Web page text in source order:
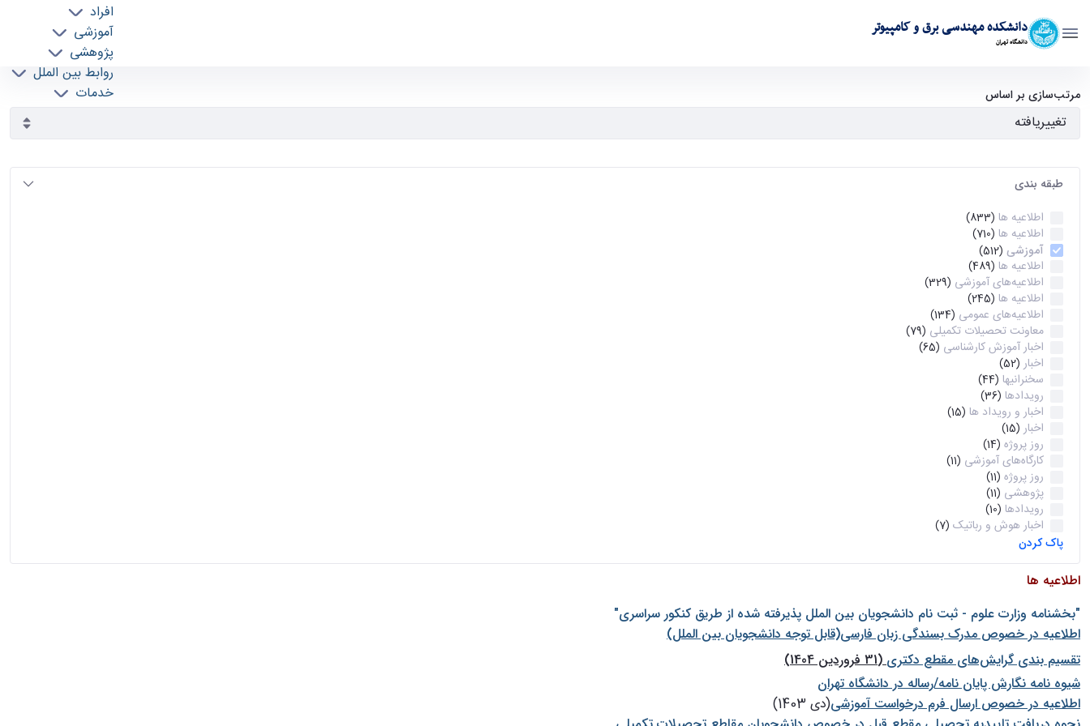
دانشکده مهندسی برق و کامپیوتر
دانشگاه تهران
افراد
آموزشی
پژوهشی
روابط بین الملل
خدمات
آرشیو اطلاعیه ها - ece- دانشکده مهندسی برق و کامپیوتر
مرتب‌سازی بر اساس
طبقه بندی
اطلاعیه ها (833)
اطلاعیه ها (710)
آموزشی (512)
اطلاعیه ها (489)
اطلاعیه‌های‌ آموزشی (329)
اطلاعیه ها (245)
اطلاعیه‌های عمومی (134)
معاونت تحصیلات تکمیلی (79)
اخبار آموزش کارشناسی (65)
اخبار (52)
سخنرانیها (44)
رویدادها (36)
اخبار و رویداد ها (15)
اخبار (15)
روز پروژه (14)
کارگاه‌های آموزشی (11)
روز پروژه (11)
پژوهشی (11)
رویدادها (10)
اخبار هوش و رباتیک (7)
پاک کردن
اطلاعیه ها
"بخشنامه وزارت علوم - ثبت نام دانشجويان بين الملل پذيرفته شده از طريق كنكور سراسری"
اطلاعیه در خصوص مدرک بسندگی زبان فارسی(قابل توجه دانشجویان بین الملل)
تقسیم بندی گرایش‌های مقطع دکتری(31 فروردین 1404)
شيوه نامه نگارش پايان نامه/رساله در دانشگاه تهران
اطلاعیه در خصوص ارسال فرم درخواست آموزشی(دی 1403)